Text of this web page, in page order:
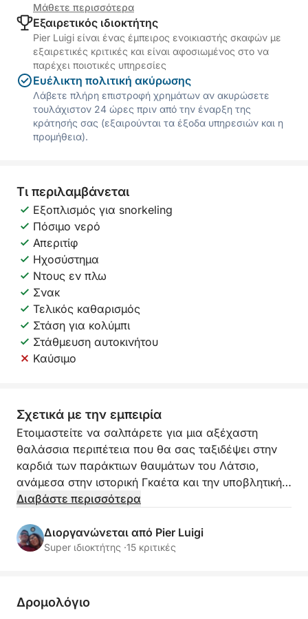
Μάθετε περισσότερα
Εξαιρετικός ιδιοκτήτης
Pier Luigi είναι ένας έμπειρος ενοικιαστής σκαφών με
εξαιρετικές κριτικές και είναι αφοσιωμένος στο να
παρέχει ποιοτικές υπηρεσίες
Ευέλικτη πολιτική ακύρωσης
Λάβετε πλήρη επιστροφή χρημάτων αν ακυρώσετε
τουλάχιστον 24 ώρες πριν από την έναρξη της
κράτησής σας (εξαιρούνται τα έξοδα υπηρεσιών και η
προμήθεια).
Τι περιλαμβάνεται
Εξοπλισμός για snorkeling
Πόσιμο νερό
Απεριτίφ
Ηχοσύστημα
Ντους εν πλω
Σνακ
Τελικός καθαρισμός
Στάση για κολύμπι
Στάθμευση αυτοκινήτου
Καύσιμο
Σχετικά με την εμπειρία
Ετοιμαστείτε να σαλπάρετε για μια αξέχαστη
θαλάσσια περιπέτεια που θα σας ταξιδέψει στην
καρδιά των παράκτιων θαυμάτων του Λάτσιο,
ανάμεσα στην ιστορική Γκαέτα και την υποβλητική
Σπερλόνγκα! Ξεκινώντας από το Πόρτο Μπαντίνο,
Master 640 με 150 ίππους, για ένα αποκλειστικό
ταξίδι μέσα από κρυμμένους όρμους, θαλάσσιες
Η πλοήγηση μας θα σας οδηγήσει πρώτα προς τις
Διαβάστε περισσότερα
Διοργανώνεται από Pier Luigi
Super ιδιοκτήτης ·15 κριτικές
Δρομολόγιο